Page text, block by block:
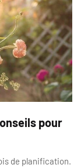
pour
de planification.